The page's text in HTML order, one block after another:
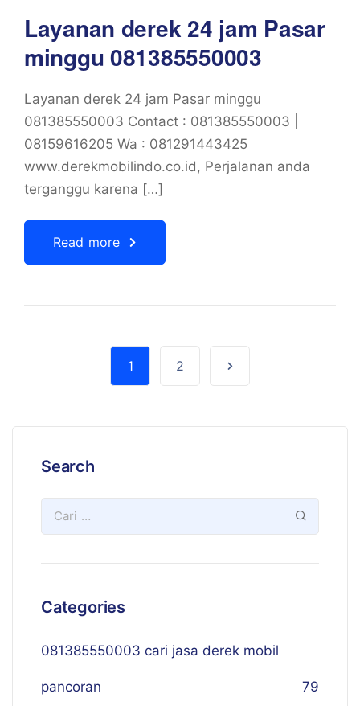
Layanan derek 24 jam Pasar
minggu 081385550003
Layanan derek 24 jam Pasar minggu
081385550003 Contact : 081385550003 |
08159616205 Wa : 081291443425
www.derekmobilindo.co.id, Perjalanan anda
terganggu karena […]
Read more
1 2
Search
Categories
081385550003 cari jasa derek mobil
pancoran 79